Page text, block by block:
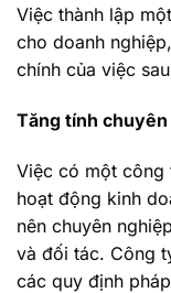
Việc thành lập
cho doanh
chính của việc
Tăng tính
Việc có một công
hoạt động kinh
nên chuyên
và đối tác. Công
các quy định